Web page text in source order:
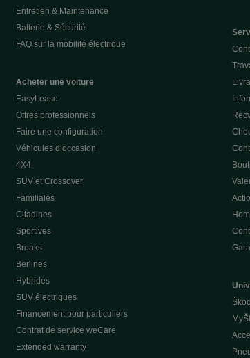
Entretien & Maintenance
Batterie & Sécurité
FAQ sur la mobilité électrique
Acheter une voiture
EasyLease
Offres professionnels
Faire une configuration
Véhicules d’occasion
4X4
SUV et Crossover
Familiales
Citadines
Sportives
Breaks
Berlines
Hybrides
SUV électriques
Financement pour particuliers
Contrat de service weCare
Extended warranty